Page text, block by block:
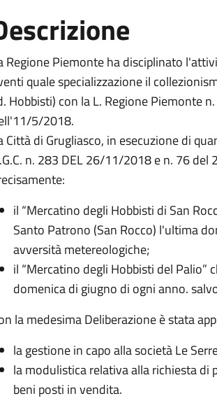
Regione Piemonte ha disciplinato
quale specializzazione il
Hobbisti) con la L. Regione Piemonte
5/2018.
Città di Grugliasco, in esecuzione di
n. 283 DEL 26/11/2018 e n. 76
il “Mercatino degli Hobbisti di San
Santo Patrono (San Rocco) l'ultima
avversità metereologiche;
il “Mercatino degli Hobbisti del Palio”
domenica di giugno di ogni anno.
la medesima Deliberazione è stata
la gestione in capo alla società Le
la modulistica relativa alla richiesta di
beni posti in vendita.